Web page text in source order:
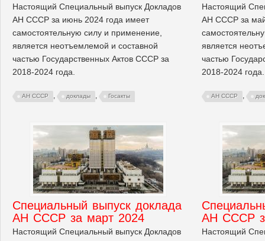
Настоящий Специальный выпуск Докладов
АН СССР за июнь 2024 года имеет
самостоятельную силу и применение,
является неотъемлемой и составной
частью Государственных Актов СССР за
2018-2024 года.
АН СССР , доклады , Госакты
Настоящий
АН СССР за
является
частью
2018-2024 года.
АН СССР ,
Cпециальный выпуск доклада
АН СССР за март 2024
Настоящий Специальный выпуск Докладов
АН СССР
Настоящий